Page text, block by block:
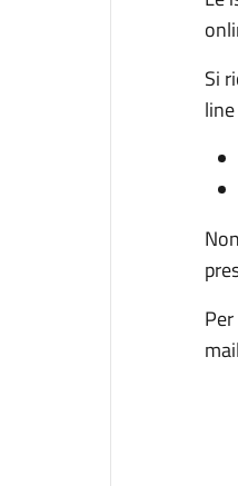
Si